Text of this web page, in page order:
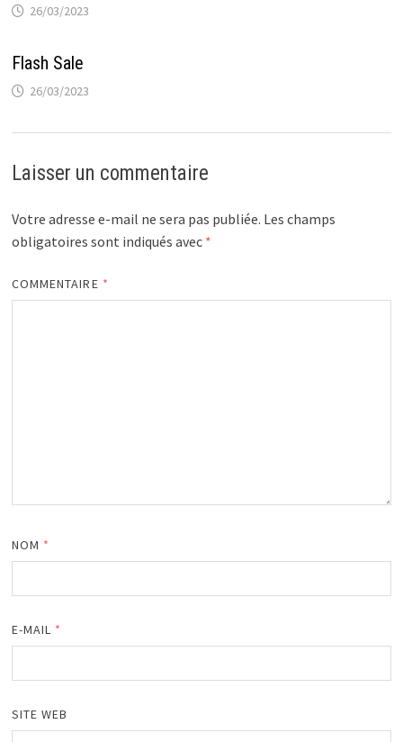
26/03/2023
Flash Sale
26/03/2023
Laisser un commentaire
Votre adresse e-mail ne sera pas publiée. Les champs
obligatoires sont indiqués avec *
COMMENTAIRE *
NOM *
E-MAIL *
SITE WEB